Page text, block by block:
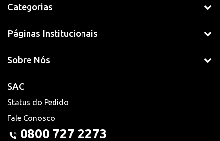
Categorias
Páginas Institucionais
Sobre Nós
SAC
Status do Pedido
Fale Conosco
0800 727 2273